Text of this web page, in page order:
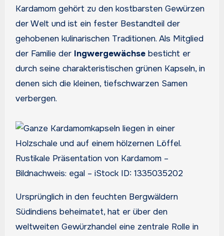
Kardamom gehört zu den kostbarsten Gewürzen
der Welt und ist ein fester Bestandteil der
gehobenen kulinarischen Traditionen. Als Mitglied
der Familie der Ingwergewächsebesticht er
durch seine charakteristischen grünen Kapseln, in
denen sich die kleinen, tiefschwarzen Samen
verbergen.
Rustikale Präsentation von Kardamom –
Bildnachweis: egal – iStock ID: 1335035202
Ursprünglich in den feuchten Bergwäldern
Südindiens beheimatet, hat er über den
weltweiten Gewürzhandel eine zentrale Rolle in